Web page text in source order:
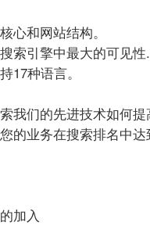
心和网站结构。
索引擎中最大的可见性.
17种语言。
我们的先进技术如何
的业务在搜索排名中
加入